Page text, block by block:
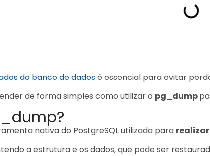
do banco de dadosé essencial para evitar
de forma simples como utilizar o pg_dump
nativa do PostgreSQL utilizada para
a estrutura e os dados, que pode ser